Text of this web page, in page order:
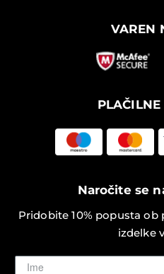
VAREN
Naročite se
Pridobite 10% popusta ob
izdelke